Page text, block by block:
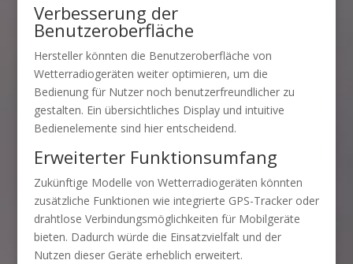
Verbesserung der
Benutzeroberfläche
Hersteller könnten die Benutzeroberfläche von
Wetterradiogeräten weiter optimieren, um die
Bedienung für Nutzer noch benutzerfreundlicher zu
gestalten. Ein übersichtliches Display und intuitive
Bedienelemente sind hier entscheidend.
Erweiterter Funktionsumfang
Zukünftige Modelle von Wetterradiogeräten könnten
zusätzliche Funktionen wie integrierte GPS-Tracker oder
drahtlose Verbindungsmöglichkeiten für Mobilgeräte
bieten. Dadurch würde die Einsatzvielfalt und der
Nutzen dieser Geräte erheblich erweitert.